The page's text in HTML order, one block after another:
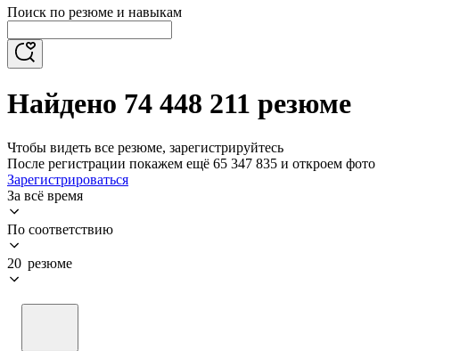
Поиск по резюме и навыкам
Найдено 74 448 211 резюме
Чтобы видеть все резюме, зарегистрируйтесь
После регистрации покажем ещё 65 347 835 и откроем фото
Зарегистрироваться
За всё время
По соответствию
20 резюме